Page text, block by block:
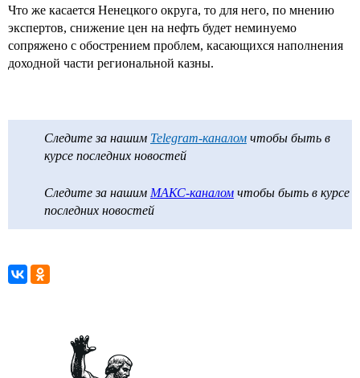
Что же касается Ненецкого округа, то для него, по мнению
экспертов, снижение цен на нефть будет неминуемо
сопряжено с обострением проблем, касающихся наполнения
доходной части региональной казны.
Следите за нашим Telegram-каналом чтобы быть в
курсе последних новостей
Следите за нашим МАКС-каналом чтобы быть в курсе
последних новостей